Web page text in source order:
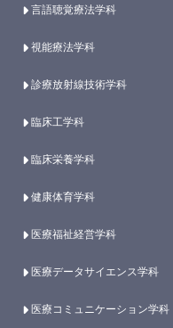
言語聴覚療法学科
視能療法学科
診療放射線技術学科
臨床工学科
臨床栄養学科
健康体育学科
医療福祉経営学科
医療データサイエンス学科
医療コミュニケーション学科